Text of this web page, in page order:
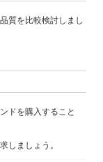
質を比較検討しまし
ドを購入すること
しましょう。